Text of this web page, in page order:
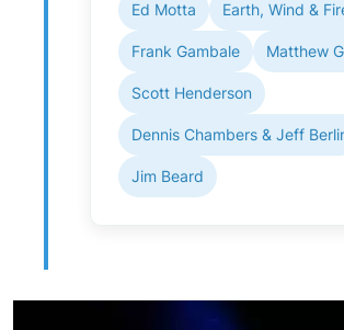
Ed Motta Earth, Wind &
Frank Gambale Matthew
Scott Henderson
Dennis Chambers & Jeff
Jim Beard